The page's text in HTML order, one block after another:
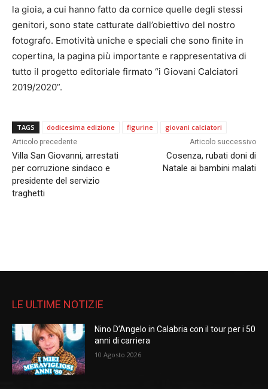
la gioia, a cui hanno fatto da cornice quelle degli stessi
genitori, sono state catturate dall’obiettivo del nostro
fotografo. Emotività uniche e speciali che sono finite in
copertina, la pagina più importante e rappresentativa di
tutto il progetto editoriale firmato “i Giovani Calciatori
2019/2020”.
TAGS dodicesima edizione figurine giovani calciatori
Articolo precedente
Villa San Giovanni, arrestati
per corruzione sindaco e
presidente del servizio
traghetti
Articolo successivo
Cosenza, rubati doni di
Natale ai bambini malati
LE ULTIME NOTIZIE
Nino D’Angelo in Calabria con il tour per i 50
anni di carriera
10 Agosto 2026